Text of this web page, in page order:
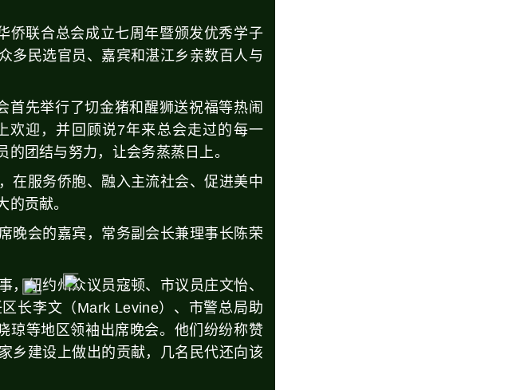
侨联合总会成立七周年暨颁发优秀学子
多民选官员、嘉宾和湛江乡亲数百人与
先举行了切金猪和醒狮送祝福等热闹
欢迎，并回顾说7年来总会走过的每一
团结与努力，让会务蒸蒸日上。
在服务侨胞、融入主流社会、促进美中
贡献。
晚会的嘉宾，常务副会长兼理事长陈荣
纽约州众议员寇顿、市议员庄文怡、
长李文（Mark Levine）、市警总局助
琼等地区领袖出席晚会。他们纷纷称赞
乡建设上做出的贡献，几名民代还向该